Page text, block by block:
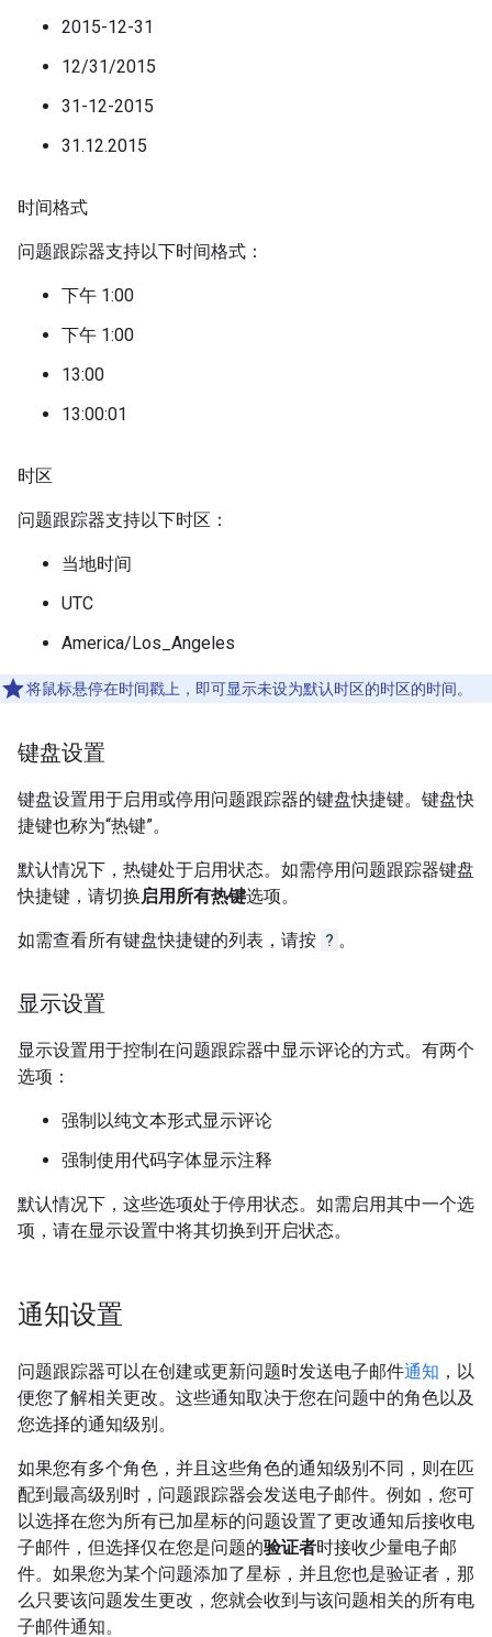
2015-12-31
12/31/2015
31-12-2015
31.12.2015
时间格式
问题跟踪器支持以下时间格式：
下午 1:00
下午 1:00
13:00
13:00:01
时区
问题跟踪器支持以下时区：
当地时间
UTC
America/Los_Angeles
将鼠标悬停在时间戳上，即可显示未设为默认时区的时区的时间。
键盘设置
键盘设置用于启用或停用问题跟踪器的键盘快捷键。键盘快
捷键也称为“热键”。
默认情况下，热键处于启用状态。如需停用问题跟踪器键盘
快捷键，请切换启用所有热键选项。
如需查看所有键盘快捷键的列表，请按 ? 。
显示设置
显示设置用于控制在问题跟踪器中显示评论的方式。有两个
选项：
强制以纯文本形式显示评论
强制使用代码字体显示注释
默认情况下，这些选项处于停用状态。如需启用其中一个选
项，请在显示设置中将其切换到开启状态。
通知设置
问题跟踪器可以在创建或更新问题时发送电子邮件通知 ，以
便您了解相关更改。这些通知取决于您在问题中的角色以及
您选择的通知级别。
如果您有多个角色，并且这些角色的通知级别不同，则在匹
配到最高级别时，问题跟踪器会发送电子邮件。例如，您可
以选择在您为所有已加星标的问题设置了更改通知后接收电
子邮件，但选择仅在您是问题的验证者时接收少量电子邮
件。如果您为某个问题添加了星标，并且您也是验证者，那
么只要该问题发生更改，您就会收到与该问题相关的所有电
子邮件通知。